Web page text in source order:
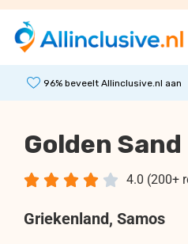
96% beveelt Allinclusive.nl aan
Golden Sand
4.0 (200+
    
Griekenland, Samos